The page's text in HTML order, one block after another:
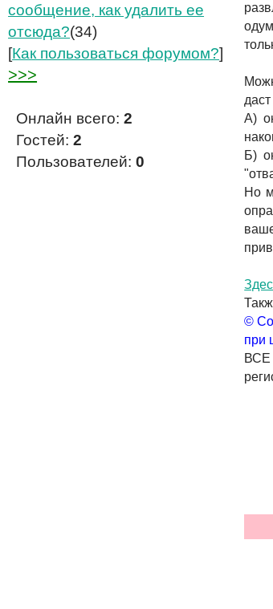
сообщение, как удалить ее
отсюда?(34)
[Как пользоваться форумом?]
>>>
Онлайн всего:2
Гостей:2
Пользователей:0
А)
Б)
Но
©
при